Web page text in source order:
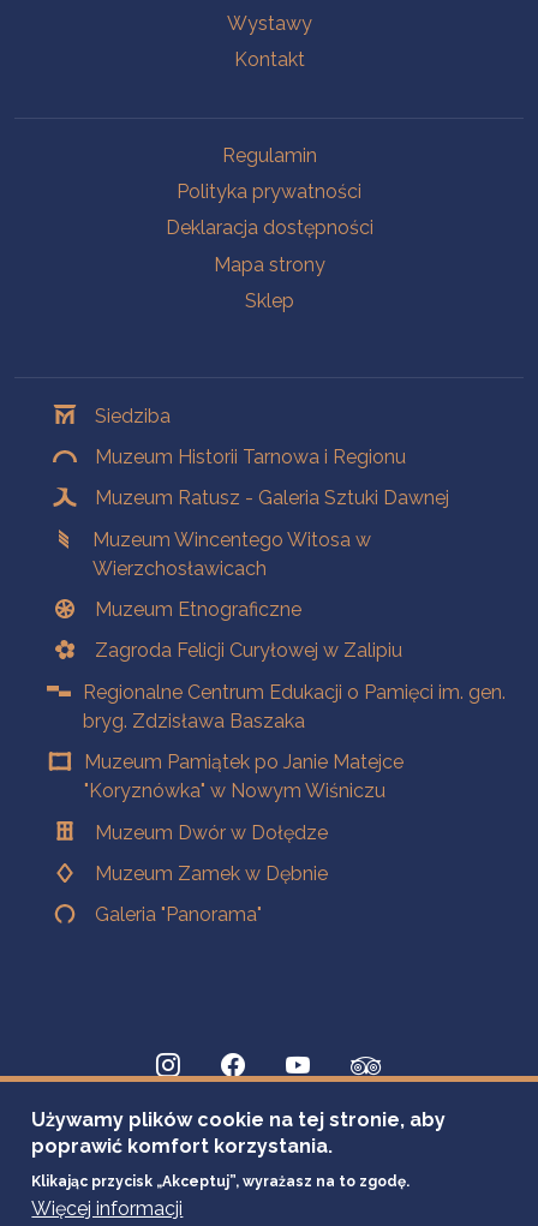
Wystawy
Kontakt
Regulamin
Polityka prywatności
Deklaracja dostępności
Mapa strony
Sklep
Siedziba
Muzeum Historii Tarnowa i Regionu
Muzeum Ratusz - Galeria Sztuki Dawnej
Muzeum Wincentego Witosa w
Wierzchosławicach
Muzeum Etnograficzne
Zagroda Felicji Curyłowej w Zalipiu
Regionalne Centrum Edukacji o Pamięci im. gen.
bryg. Zdzisława Baszaka
Muzeum Pamiątek po Janie Matejce
"Koryznówka" w Nowym Wiśniczu
Muzeum Dwór w Dołędze
Muzeum Zamek w Dębnie
Galeria "Panorama"
Używamy plików cookie na tej stronie, aby
poprawić komfort korzystania.
Klikając przycisk „Akceptuj”, wyrażasz na to zgodę.
Więcej informacji